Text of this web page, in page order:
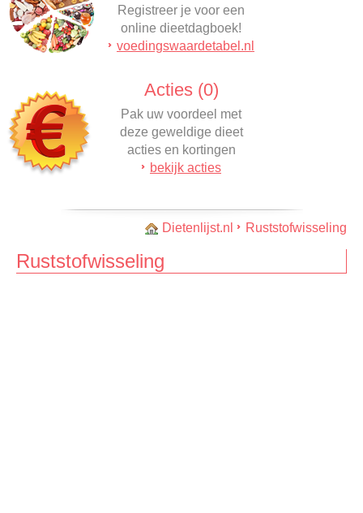
Registreer je voor een
online dieetdagboek!
voedingswaardetabel.nl
Acties (0)
Pak uw voordeel met
deze geweldige dieet
acties en kortingen
bekijk acties
Dietenlijst.nl Ruststofwisseling
Ruststofwisseling